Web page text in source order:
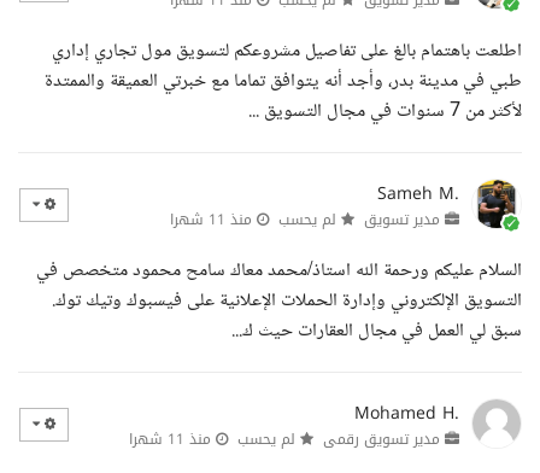
اطلعت باهتمام بالغ على تفاصيل مشروعكم لتسويق مول تجاري إداري
طبي في مدينة بدر، وأجد أنه يتوافق تماما مع خبرتي العميقة والممتدة
لأكثر من 7 سنوات في مجال التسويق ...
Sameh M.
مدير تسويق لم يحسب منذ 11 شهرا
السلام عليكم ورحمة الله استاذ/محمد معاك سامح محمود متخصص في
التسويق الإلكتروني وإدارة الحملات الإعلانية على فيسبوك وتيك توك.
سبق لي العمل في مجال العقارات حيث ك...
Mohamed H.
مدير تسويق رقمى لم يحسب منذ 11 شهرا